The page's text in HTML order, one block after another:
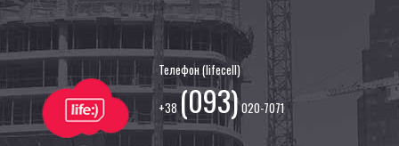
Телефон (lifecell)
+38(093)020-7071